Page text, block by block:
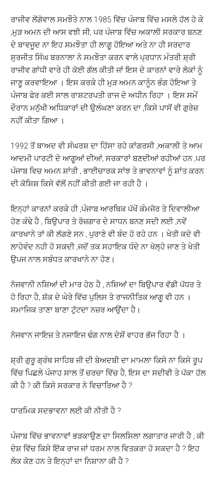
ਰਾਜੀਵ ਲੋਂਗੋਵਾਲ ਸਮਝੌਤੇ ਨਾਲ 1985 ਵਿੱਚ ਪੰਜਾਬ ਵਿੱਚ ਮਸਲੇ ਹੱਲ ਹੋ ਕੇ
,ਮੁੜ ਅਮਨ ਦੀ ਆਸ ਵਝੀ ਸੀ, ਪਰ ਪੰਜਾਬ ਵਿੱਚ ਅਕਾਲੀ ਸਰਕਾਰ ਬਨਣ
ਦੇ ਬਾਵਜੂਦ ਨਾ ਇਹ ਸਮਝੌਤਾ ਹੀ ਲਾਗੂ ਹੋਇਆ ਅਤੇ ਨਾ ਹੀ ਸਰਦਾਰ
ਸੁਰਜੀਤ ਸਿੰਘ ਬਰਨਾਲਾ ਨੇ ਸਮਝੌਤਾ ਕਰਨ ਵਾਲੇ ਪ੍ਰਧਾਨ ਮੰਤਰੀ ਸ਼੍ਰੀ
ਰਾਜੀਵ ਗਾਂਧੀ ਵਾਰੇ ਹੀ ਕੋਈ ਗੱਲ ਕੀਤੀ ਜਾਂ ਇਸ ਦੇ ਕਾਰਨਾਂ ਵਾਰੇ ਲੋਕਾਂ ਨੂੰ
ਜਾਣੂ ਕਰਵਾਇਆ । ਇਸ ਕਰਕੇ ਹੀ ਮੁੜ ਅਮਨ ਕਾਨੂੰਨ ਭੰਗ ਹੋਇਆ ਤੇ
ਪੰਜਾਬ ਫੇਰ ਕਈ ਸਾਲ ਰਾਸ਼ਟਰਪਤੀ ਰਾਜ ਦੇ ਅਧੀਨ ਰਿਹਾ । ਇਸ ਸਮੇਂ
ਦੌਰਾਨ ਮਨੁੱਖੀ ਅਧਿਕਾਰਾਂ ਦੀ ਉਲੰਘਣਾ ਕਰਨ ਦਾ ,ਕਿਸੇ ਪਾਸੋਂ ਵੀ ਗੁਰੇਜ਼
ਨਹੀਂ ਕੀਤਾ ਗਿਆ ।
1992 ਤੋਂ ਬਾਅਦ ਵੀ ਸੰਘਰਸ਼ ਦਾ ਹਿੱਸਾ ਰਹੇ ਕਾਂਗਰਸੀ ,ਅਕਾਲੀ ਤੇ ਆਮ
ਆਦਮੀ ਪਾਰਟੀ ਦੇ ਆਗੂਆਂ ਦੀਆਂ, ਸਰਕਾਰਾਂ ਬਣਦੀਆਂ ਰਹੀਆਂ ਹਨ ,ਪਰ
ਪੰਜਾਬ ਵਿਚ ਅਮਨ ਸ਼ਾਂਤੀ , ਭਾਈਚਾਰਕ ਸਾਂਝ ਤੇ ਭਾਵਨਾਵਾਂ ਨੂੰ ਸ਼ਾਂਤ ਕਰਨ
ਦੀ ਕੋਸ਼ਿਸ਼ ਕਿਸੇ ਵੱਲੋਂ ਨਹੀਂ ਕੀਤੀ ਗਈ ਜਾ ਰਹੀ ਹੈ ।
ਇਨ੍ਹਾਂ ਕਾਰਨਾਂ ਕਰਕੇ ਹੀ ,ਪੰਜਾਬ ਆਰਥਿਕ ਪੱਖੋਂ ਕੰਮਜੋਰ ਤੇ ਦਿਵਾਲੀਆ
ਹੋਣ ਕੰਢੇ ਹੈ , ਬਿਉਪਾਰ ਤੇ ਰੋਜ਼ਗਾਰ ਦੇ ਸਾਧਨ ਬਨਣ ਸਦੀ ਲਈ ,ਨਵੇਂ
ਕਾਰਖਾਨੇ ਤਾਂ ਕੀ ਲੱਗਣੇ ਸਨ , ਪੁਰਾਣੇ ਵੀ ਬੰਦ ਹੋ ਰਹੇ ਹਨ । ਖੇਤੀ ਕਦੇ ਵੀ
ਲਾਹੇਵੰਦ ਨਹੀ ਹੋ ਸਕਦੀ ,ਜਦੋਂ ਤਕ ਸਹਾਇਕ ਧੰਦੇ ਨਾ ਖੋਲ੍ਹੇ ਜਾਣ ਤੇ ਖੇਤੀ
ਉਪਜ ਨਾਲ ਸਬੰਧਤ ਕਾਰਖਾਨੇ ਨਾ ਹੋਣ।
ਨੋਜਵਾਨੀ ਨਸ਼ਿਆਂ ਦੀ ਮਾਰ ਹੇਠ ਹੈ , ਨਸ਼ਿਆਂ ਦਾ ਬਿਉਪਾਰ ਵੱਡੀ ਪੱਧਰ ਤੇ
ਹੋ ਰਿਹਾ ਹੈ, ਸ਼ੱਕ ਦੇ ਘੇਰੇ ਵਿੱਚ ਪੁਲਿਸ ਤੇ ਰਾਜਨੀਤਿਕ ਆਗੂ ਵੀ ਹਨ ।
ਸਮਾਜਿਕ ਤਾਣਾ ਬਾਣਾ ਟੁੱਟਦਾ ਨਜ਼ਰ ਆਉਂਦਾ ਹੈ।
ਨੋਜਵਾਨ ਜਾਇਜ਼ ਤੇ ਨਜਾਇਜ ਢੰਗ ਨਾਲ ਦੇਸ਼ੋਂ ਵਾਹਰ ਭੱਜ ਰਿਹਾ ਹੈ ।
ਸ਼੍ਰੀ ਗੁਰੂ ਗ੍ਰੰਥ ਸਾਹਿਬ ਜੀ ਦੀ ਬੇਅਦਬੀ ਦਾ ਮਾਮਲਾ ਕਿਸੇ ਨਾ ਕਿਸੇ ਰੂਪ
ਵਿੱਚ ਪਿਛਲੇ ਪੰਜਾਹ ਸਾਲ ਤੋਂ ਚਰਚਾ ਵਿੱਚ ਹੈ, ਇਸ ਦਾ ਸਦੀਵੀ ਤੇ ਪੱਕਾ ਹੱਲ
ਕੀ ਹੈ ? ਕੀ ਕਿਸੇ ਸਰਕਾਰ ਨੇ ਵਿਚਾਰਿਆ ਹੈ ?
ਧਾਰਮਿਕ ਸਦਭਾਵਨਾ ਲਈ ਕੀ ਨੀਤੀ ਹੈ ?
ਪੰਜਾਬ ਵਿੱਚ ਭਾਵਨਾਵਾਂ ਭੜਕਾਉਣ ਦਾ ਸਿਲਸਿਲਾ ਲਗਾਤਾਰ ਜਾਰੀ ਹੈ , ਕੀ
ਦੇਸ਼ ਵਿੱਚ ਕਿਸੇ ਇੱਕ ਰਾਜ ਜਾਂ ਧਰਮ ਨਾਲ ਵਿਤਕਰਾ ਹੋ ਸਕਦਾ ਹੈ ? ਇਹ
ਲੋਕ ਕੋਣ ਹਨ ਤੇ ਇਨ੍ਹਾਂ ਦਾ ਨਿਸ਼ਾਨਾ ਕੀ ਹੈ ?